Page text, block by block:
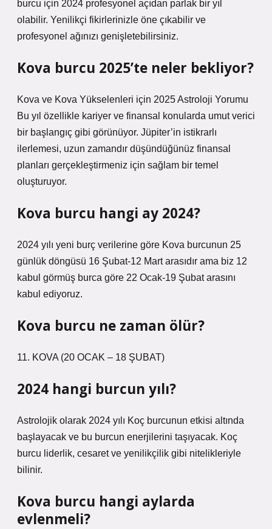
burcu için 2024 profesyonel açıdan parlak bir yıl
olabilir. Yenilikçi fikirlerinizle öne çıkabilir ve
profesyonel ağınızı genişletebilirsiniz.
Kova burcu 2025’te neler bekliyor?
Kova ve Kova Yükselenleri için 2025 Astroloji Yorumu
Bu yıl özellikle kariyer ve finansal konularda umut verici
bir başlangıç ​​gibi görünüyor. Jüpiter’in istikrarlı
ilerlemesi, uzun zamandır düşündüğünüz finansal
planları gerçekleştirmeniz için sağlam bir temel
oluşturuyor.
Kova burcu hangi ay 2024?
2024 yılı yeni burç verilerine göre Kova burcunun 25
günlük döngüsü 16 Şubat-12 Mart arasıdır ama biz 12
kabul görmüş burca göre 22 Ocak-19 Şubat arasını
kabul ediyoruz.
Kova burcu ne zaman ölür?
11. KOVA (20 OCAK – 18 ŞUBAT)
2024 hangi burcun yılı?
Astrolojik olarak 2024 yılı Koç burcunun etkisi altında
başlayacak ve bu burcun enerjilerini taşıyacak. Koç
burcu liderlik, cesaret ve yenilikçilik gibi nitelikleriyle
bilinir.
Kova burcu hangi aylarda
evlenmeli?